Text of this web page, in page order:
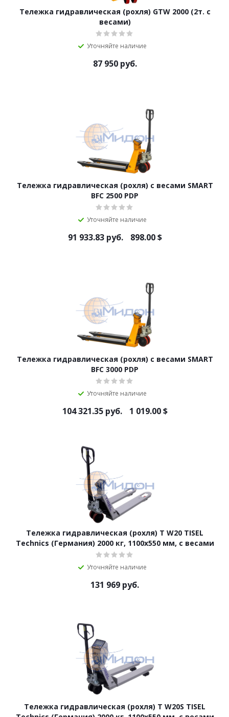
Тележка гидравлическая (рохля) GTW 2000 (2т. с
весами)
Уточняйте наличие
87 950руб.
Тележка гидравлическая (роxля) с весами SMART
BFC 2500 PDP
Уточняйте наличие
91 933.83руб. 898.00$
Тележка гидравлическая (роxля) с весами SMART
BFC 3000 PDP
Уточняйте наличие
104 321.35руб. 1 019.00$
Тележка гидравлическая (рохля) T W20 TISEL
Technics (Германия) 2000 кг, 1100х550 мм, с весами
Уточняйте наличие
131 969 руб.
Тележка гидравлическая (рохля) T W20S TISEL